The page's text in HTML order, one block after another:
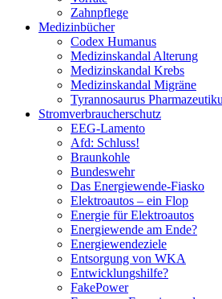
Zahnpflege
Medizinbücher
Codex Humanus
Medizinskandal Alterung
Medizinskandal Krebs
Medizinskandal Migräne
Tyrannosaurus
Stromverbraucherschutz
EEG-Lamento
Afd: Schluss!
Braunkohle
Bundeswehr
Das Energiewende-Fiasko
Elektroautos – ein Flop
Energie für Elektroautos
Energiewende am Ende?
Energiewendeziele
Entsorgung von WKA
Entwicklungshilfe?
FakePower